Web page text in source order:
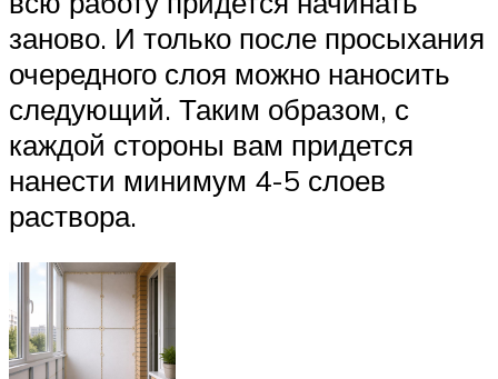
заново. И только после просыхания
очередного слоя можно наносить
следующий. Таким образом, с
каждой стороны вам придется
нанести минимум 4-5 слоев
раствора.